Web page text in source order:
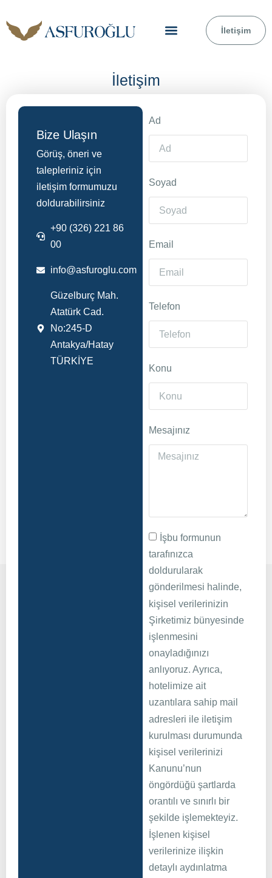
İletişim
İletişim
Bize Ulaşın
Görüş, öneri ve
talepleriniz için
iletişim formumuzu
doldurabilirsiniz
+90 (326) 221 86
00
info@asfuroglu.com
Güzelburç Mah.
Atatürk Cad.
No:245-D
Antakya/Hatay
TÜRKİYE
Ad
Soyad
Email
Telefon
Konu
Mesajınız
İşbu formunun
tarafınızca
doldurularak
gönderilmesi halinde,
kişisel verilerinizin
Şirketimiz bünyesinde
işlenmesini
onayladığınızı
anlıyoruz. Ayrıca,
hotelimize ait
uzantılara sahip mail
adresleri ile iletişim
kurulması durumunda
kişisel verilerinizi
Kanunu’nun
öngördüğü şartlarda
orantılı ve sınırlı bir
şekilde işlemekteyiz.
İşlenen kişisel
verilerinize ilişkin
detaylı aydınlatma